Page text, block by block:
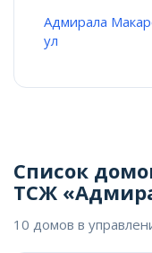
Адмирала
ул
Список
ТСЖ
10 домов в